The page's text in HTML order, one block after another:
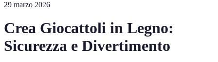
29 marzo 2026
Crea Giocattoli in Legno:
Sicurezza e Divertimento